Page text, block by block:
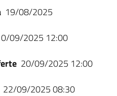
19/08/2025
09/2025 12:00
20/09/2025 12:00
22/09/2025 08:30